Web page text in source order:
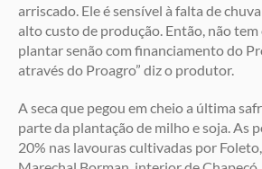
arriscado. Ele é sensível à falta de
alto custo de produção. Então, não
plantar senão com financiamento do
através do Proagro” diz o produtor.
A seca que pegou em cheio a última
parte da plantação de milho e soja. As
20% nas lavouras cultivadas por